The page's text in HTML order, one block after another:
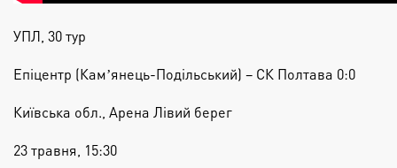
УПЛ, 30 тур
Епіцентр (Камʼянець-Подільський) – СК Полтава 0:0
Київська обл., Арена Лівий берег
23 травня, 15:30